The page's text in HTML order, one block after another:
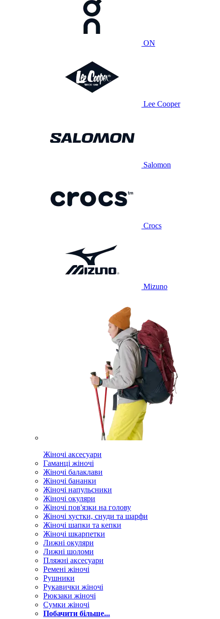
ON
Lee Cooper
Salomon
Crocs
Mizuno
Жіночі аксесуари
Гаманці жіночі
Жіночі балаклави
Жіночі бананки
Жіночі напульсники
Жіночі окуляри
Жіночі пов'язки на голову
Жіночі хустки, снуди та шарфи
Жіночі шапки та кепки
Жіночі шкарпетки
Лижні окуляри
Лижні шоломи
Пляжні аксесуари
Ремені жіночі
Рушники
Рукавички жіночі
Рюкзаки жіночі
Сумки жіночі
Побачити більше...